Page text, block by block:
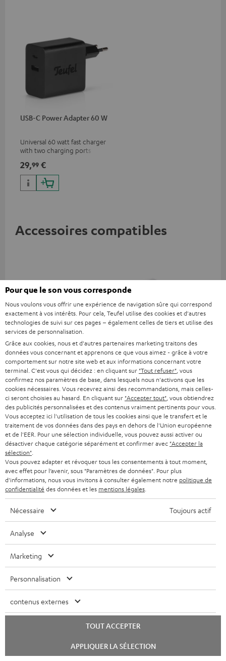
USB-C Power Adapter 60 W
Universal 60 watt fast charger
with two charging ports
watts) for headphones &
portables as well as laptops
and additional devices with
up to 60 watts of power and
29,99 €
Accessoires compatibles
USB-C Power Adapter 30W
Chargeur rapide de 30 watts
universellement utilisable
pour écouteurs et appareils
portables, ainsi que pour
iPhones Apple, smartphones
Android, tablettes et
appareils avec port USB-C
19,99€
VARTA Wireless Power
Bank
2 en 1 : Power bank à
prestation de 18 watts via USB
type C & recharge sans-fil
jusqu’à 10 watts
34,99€
Pièces de rechange et
composants de remplacement
AIRY TWS 2 écouteur droit
Écouteur de remplacement
et/ou d'échange AIRY TWS 2
AIRY TWS 2 écouteur
AIRY TWS 2 replacement
earphone (left, single)
chat
Pour que le son vous corresponde
Nous voulons vous offrir une expérience de navigation sûre qui correspond
exactement à vos intérêts. Pour cela, Teufel utilise des cookies et d'autres
technologies de suivi sur ces pages – également celles de tiers et utilise des
services de personnalisation.
Grâce aux cookies, nous et d'autres partenaires marketing traitons des
données vous concernant et apprenons ce que vous aimez - grâce à votre
comportement sur notre site web et aux informations concernant votre
terminal. C'est vous qui décidez : en cliquant sur "Tout refuser" , vous
confirmez nos paramètres de base, dans lesquels nous n'activons que les
cookies nécessaires. Vous recevrez ainsi des recommandations, mais celles-
ci seront choisies au hasard. En cliquant sur "Accepter tout" , vous obtiendrez
des publicités personnalisées et des contenus vraiment pertinents pour vous.
Vous acceptez ici l'utilisation de tous les cookies ainsi que le transfert et le
traitement de vos données dans des pays en dehors de l'Union européenne
et de l'EER. Pour une sélection individuelle, vous pouvez aussi activer ou
désactiver chaque catégorie séparément et confirmer avec "Accepter la
sélection"
Vous pouvez adapter et révoquer tous les consentements à tout moment,
avec effet pour l’avenir, sous "Paramètres de données". Pour plus
d'informations, nous vous invitons à consulter également notre politique de
confidentialité des données et les mentions légales
Nécessaire Toujours actif
Analyse
Marketing
Personnalisation
contenus externes
TOUT ACCEPTER
APPLIQUER LA SÉLECTION